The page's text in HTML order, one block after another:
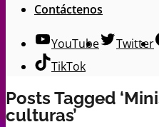
Contáctenos
YouTube Twitter
TikTok
Posts Tagged
culturas’